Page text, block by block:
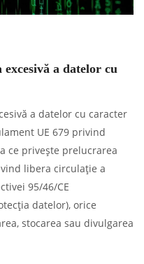
a datelor cu
a datelor cu caracter
UE 679 privind
ce priveşte prelucrarea
libera circulaţie a
95/46/CE
datelor), orice
stocarea sau divulgarea